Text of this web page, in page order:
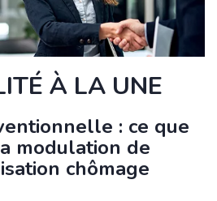
À LA UNE
: ce que
modulation de
chômage